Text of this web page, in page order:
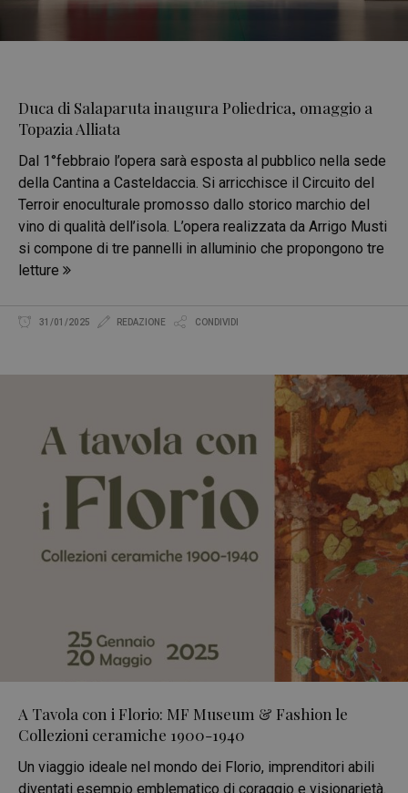
Duca di Salaparuta inaugura Poliedrica, omaggio a
Topazia Alliata
Dal 1°febbraio l’opera sarà esposta al pubblico nella sede
della Cantina a Casteldaccia. Si arricchisce il Circuito del
Terroir enoculturale promosso dallo storico marchio del
vino di qualità dell’isola. L’opera realizzata da Arrigo Musti
si compone di tre pannelli in alluminio che propongono tre
letture
31/01/2025 REDAZIONE CONDIVIDI
A Tavola con i Florio: MF Museum & Fashion le
Collezioni ceramiche 1900-1940
Un viaggio ideale nel mondo dei Florio, imprenditori abili
diventati esempio emblematico di coraggio e visionarietà.